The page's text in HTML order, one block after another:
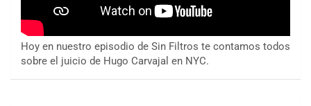
Hoy en nuestro episodio de Sin Filtros te contamos todos
sobre el juicio de Hugo Carvajal en NYC.